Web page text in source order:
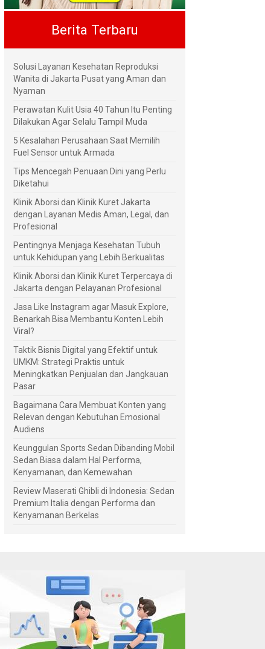
Berita Terbaru
Solusi Layanan Kesehatan Reproduksi
Wanita di Jakarta Pusat yang Aman dan
Nyaman
Perawatan Kulit Usia 40 Tahun Itu Penting
Dilakukan Agar Selalu Tampil Muda
5 Kesalahan Perusahaan Saat Memilih
Fuel Sensor untuk Armada
Tips Mencegah Penuaan Dini yang Perlu
Diketahui
Klinik Aborsi dan Klinik Kuret Jakarta
dengan Layanan Medis Aman, Legal, dan
Profesional
Pentingnya Menjaga Kesehatan Tubuh
untuk Kehidupan yang Lebih Berkualitas
Klinik Aborsi dan Klinik Kuret Terpercaya di
Jakarta dengan Pelayanan Profesional
Jasa Like Instagram agar Masuk Explore,
Benarkah Bisa Membantu Konten Lebih
Viral?
Taktik Bisnis Digital yang Efektif untuk
UMKM: Strategi Praktis untuk
Meningkatkan Penjualan dan Jangkauan
Pasar
Bagaimana Cara Membuat Konten yang
Relevan dengan Kebutuhan Emosional
Audiens
Keunggulan Sports Sedan Dibanding Mobil
Sedan Biasa dalam Hal Performa,
Kenyamanan, dan Kemewahan
Review Maserati Ghibli di Indonesia: Sedan
Premium Italia dengan Performa dan
Kenyamanan Berkelas